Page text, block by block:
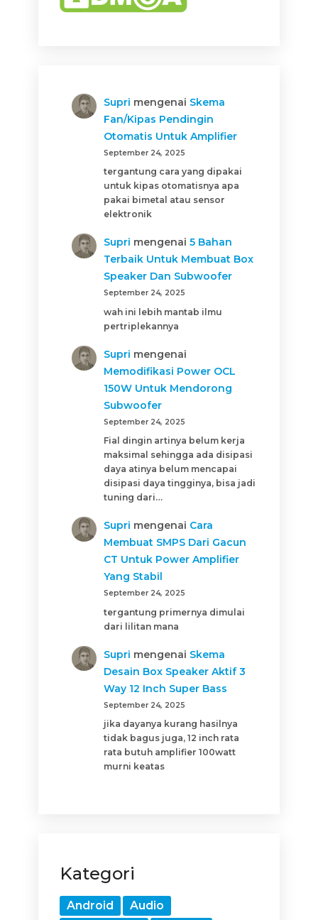
Supri mengenai Skema
Fan/Kipas Pendingin
Otomatis Untuk Amplifier
September 24, 2025
tergantung cara yang dipakai
untuk kipas otomatisnya apa
pakai bimetal atau sensor
elektronik
Supri mengenai5 Bahan
Terbaik Untuk Membuat Box
Speaker Dan Subwoofer
September 24, 2025
wah ini lebih mantab ilmu
pertriplekannya
Supri mengenai
Memodifikasi Power OCL
150W Untuk Mendorong
Subwoofer
September 24, 2025
Fial dingin artinya belum kerja
maksimal sehingga ada disipasi
daya atinya belum mencapai
disipasi daya tingginya, bisa jadi
tuning dari…
Supri mengenai Cara
Membuat SMPS Dari Gacun
CT Untuk Power Amplifier
Yang Stabil
September 24, 2025
tergantung primernya dimulai
dari lilitan mana
Supri mengenai Skema
Desain Box Speaker Aktif 3
Way 12 Inch Super Bass
September 24, 2025
jika dayanya kurang hasilnya
tidak bagus juga, 12 inch rata
rata butuh amplifier 100watt
murni keatas
Kategori
Android
Audio